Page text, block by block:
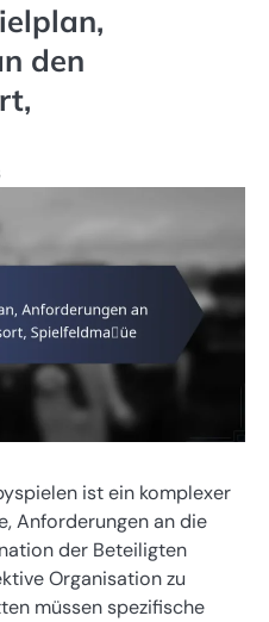
den
ist ein komplexer
Anforderungen an die
der Beteiligten
Organisation zu
müssen spezifische